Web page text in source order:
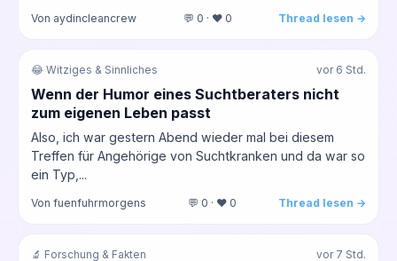
Von aydincleancrew 💬 0 · ❤️ 0 Thread lesen →
😂 Witziges & Sinnliches vor 6 Std.
Wenn der Humor eines Suchtberaters nicht
zum eigenen Leben passt
Also, ich war gestern Abend wieder mal bei diesem
Treffen für Angehörige von Suchtkranken und da war so
ein Typ,...
Von fuenfuhrmorgens 💬 0 · ❤️ 0 Thread lesen →
🔬 Forschung & Fakten vor 7 Std.